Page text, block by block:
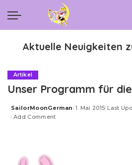
Aktuelle Neuigkeiten
Artikel
Unser Programm für
Posted
by
SailorMoonGerman 1. Mai 2015 Last
Add Comment